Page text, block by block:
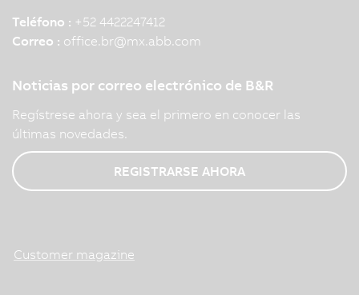
Teléfono : +52 4422247412
Correo : office.br@mx.abb.com
Noticias por correo electrónico de B&R
Regístrese ahora y sea el primero en conocer las
últimas novedades.
REGISTRARSE AHORA
Customer magazine